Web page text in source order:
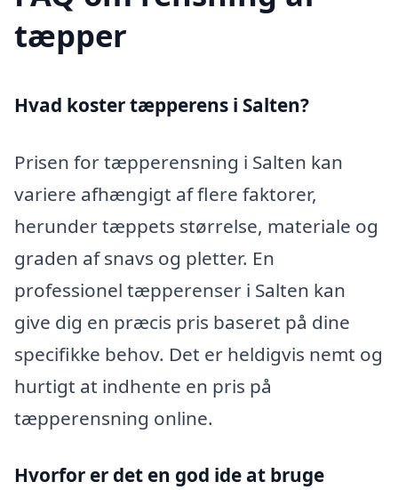
tæpper
Hvad koster tæpperens i Salten?
Prisen for tæpperensning i Salten kan
variere afhængigt af flere faktorer,
herunder tæppets størrelse, materiale og
graden af snavs og pletter. En
professionel tæpperenser i Salten kan
give dig en præcis pris baseret på dine
specifikke behov. Det er heldigvis nemt og
hurtigt at indhente en pris på
tæpperensning online.
Hvorfor er det en god ide at bruge